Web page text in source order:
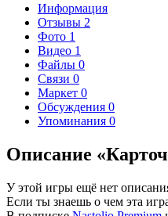
Информация
Отзывы 2
Фото 1
Видео 1
Файлы 0
Связи 0
Маркет 0
Обсуждения 0
Упоминания 0
Описание
У этой игры ещё нет
Если ты знаешь о чем эта